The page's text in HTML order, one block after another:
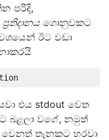
පරිදි,
ගොනුවකට
ඊට වඩා
එය stdout වෙත
බළලා වගේ, නමුත්
වෙනත් තැනකට හරවා